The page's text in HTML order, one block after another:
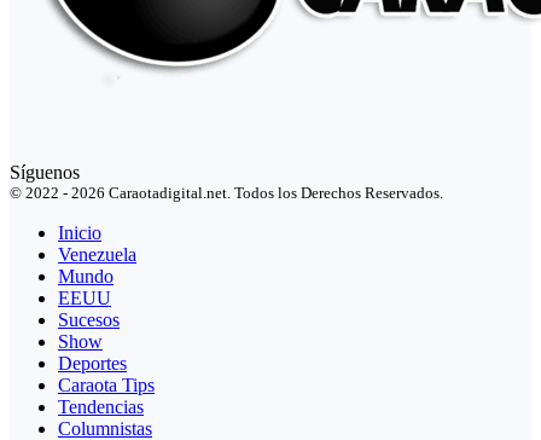
Síguenos
© 2022 - 2026 Caraotadigital.net. Todos los Derechos Reservados.
Inicio
Venezuela
Mundo
EEUU
Sucesos
Show
Deportes
Caraota Tips
Tendencias
Columnistas